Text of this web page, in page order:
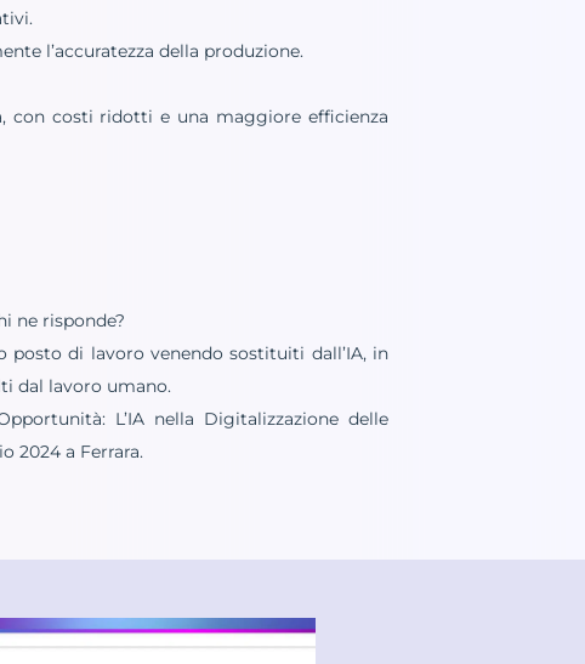
l’accuratezza della produzione.
con costi ridotti e una maggiore efficienza
ne risponde?
di lavoro venendo sostituiti dall’IA, in
dal lavoro umano.
L’IA nella Digitalizzazione delle
2024 a Ferrara.